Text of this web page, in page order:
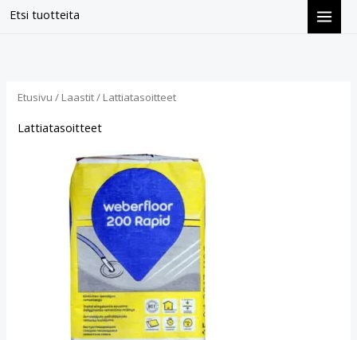
Etsi tuotteita
Siirry
Etusivu / Laastit/ Lattiatasoitteet
Lattiatasoitteet